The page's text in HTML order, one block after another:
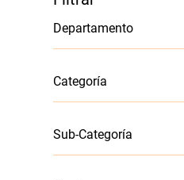
Departamento
Categoría
Electricas
Sub-Categoría